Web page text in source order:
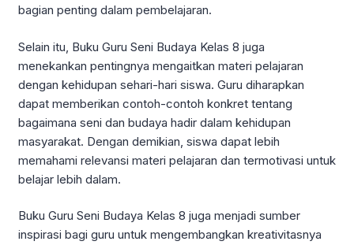
bagian penting dalam pembelajaran.
Selain itu, Buku Guru Seni Budaya Kelas 8 juga
menekankan pentingnya mengaitkan materi pelajaran
dengan kehidupan sehari-hari siswa. Guru diharapkan
dapat memberikan contoh-contoh konkret tentang
bagaimana seni dan budaya hadir dalam kehidupan
masyarakat. Dengan demikian, siswa dapat lebih
memahami relevansi materi pelajaran dan termotivasi untuk
belajar lebih dalam.
Buku Guru Seni Budaya Kelas 8 juga menjadi sumber
inspirasi bagi guru untuk mengembangkan kreativitasnya